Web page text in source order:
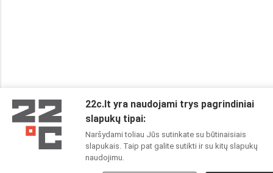
22c.lt yra naudojami trys pagrindiniai
slapukų tipai:
Naršydami toliau Jūs sutinkate su būtinaisiais
slapukais. Taip pat galite sutikti ir su kitų slapukų
naudojimu.